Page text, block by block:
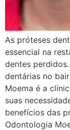
As próteses
essencial na
dentes
dentárias no
Moema é a
suas
benefícios das
Odontologia